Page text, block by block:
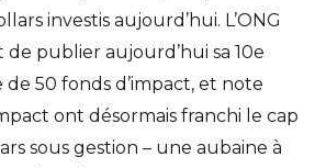
investis aujourd’hui. L’ONG
de publier aujourd’hui sa 10e
50 fonds d’impact, et note
ont désormais franchi le cap
sous gestion – une aubaine à